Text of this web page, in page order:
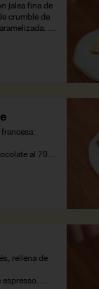
jalea fina de
crumble de
al 70%
rellena de